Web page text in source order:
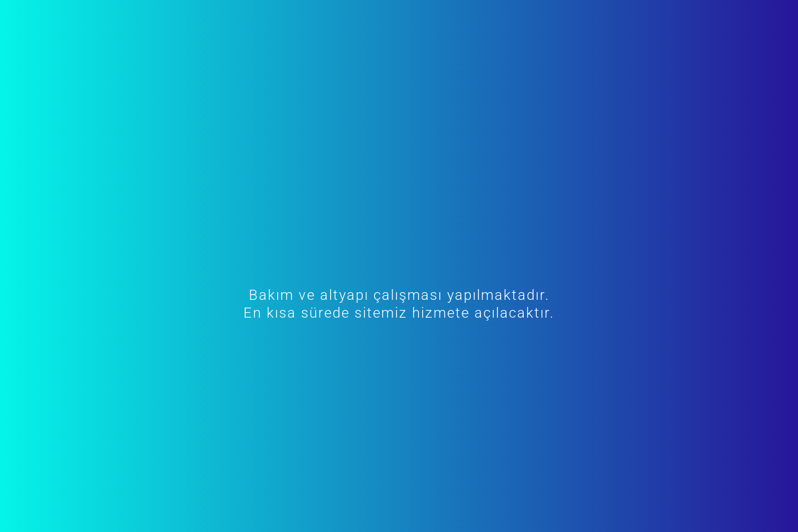
Bakım ve altyapı çalışması yapılmaktadır.
En kısa sürede sitemiz hizmete açılacaktır.